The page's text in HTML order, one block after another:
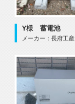
Y様 蓄電池
メーカー：長府工産